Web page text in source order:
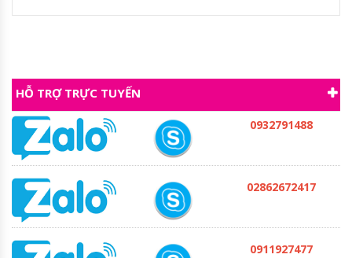
HỖ TRỢ TRỰC TUYẾN
0932791488
02862672417
0911927477